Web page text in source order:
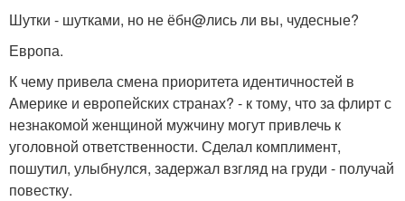
Шутки - шутками, но не ёбн@лись ли вы, чудесные?
Европа.
К чему привела смена приоритета идентичностей в
Америке и европейских странах? - к тому, что за флирт с
незнакомой женщиной мужчину могут привлечь к
уголовной ответственности. Сделал комплимент,
пошутил, улыбнулся, задержал взгляд на груди - получай
повестку.